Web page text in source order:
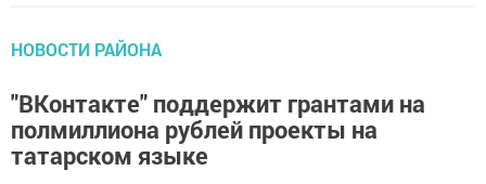
НОВОСТИ РАЙОНА
"ВКонтакте" поддержит грантами на
полмиллиона рублей проекты на
татарском языке